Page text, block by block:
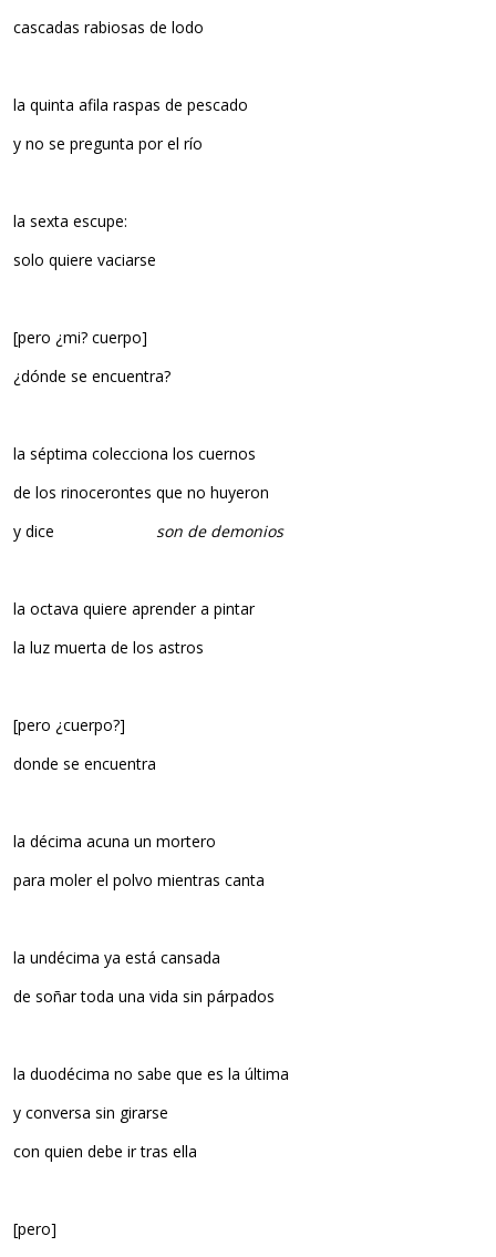
cascadas rabiosas de lodo
la quinta afila raspas de pescado
y no se pregunta por el río
la sexta escupe:
solo quiere vaciarse
[pero ¿mi? cuerpo]
¿dónde se encuentra?
la séptima colecciona los cuernos
de los rinocerontes que no huyeron
y dice son de demonios
la octava quiere aprender a pintar
la luz muerta de los astros
[pero ¿cuerpo?]
donde se encuentra
la décima acuna un mortero
para moler el polvo mientras canta
la undécima ya está cansada
de soñar toda una vida sin párpados
la duodécima no sabe que es la última
y conversa sin girarse
con quien debe ir tras ella
[pero]